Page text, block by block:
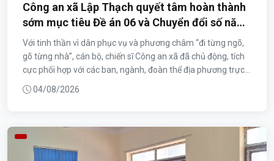
Công an xã Lập Thạch quyết tâm hoàn thành
sớm mục tiêu Đề án 06 và Chuyển đổi số năm
2026
Với tinh thần vì dân phục vụ và phương châm “đi từng ngõ,
gõ từng nhà”, cán bộ, chiến sĩ Công an xã đã chủ động, tích
cực phối hợp với các ban, ngành, đoàn thể địa phương trực...
04/08/2026